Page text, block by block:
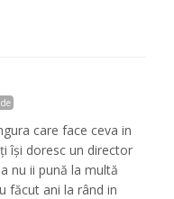
care face ceva in
își doresc un director
nu ii pună la multă
făcut ani la rând in